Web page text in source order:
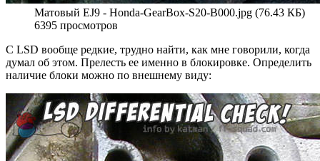
Матовый EJ9 - Honda-GearBox-S20-B000.jpg (76.43 КБ)
6395 просмотров
С LSD вообще редкие, трудно найти, как мне говорили, когда
думал об этом. Прелесть ее именно в блокировке. Определить
наличие блоки можно по внешнему виду: